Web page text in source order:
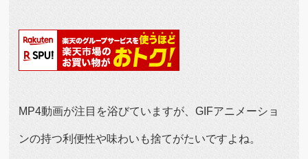
MP4動画が注目を浴びていますが、GIFアニメーショ
ンの持つ利便性や味わいも捨てがたいですよね。